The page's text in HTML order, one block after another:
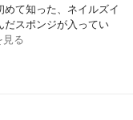
て知った、ネイルズイ
だスポンジが入ってい
見る